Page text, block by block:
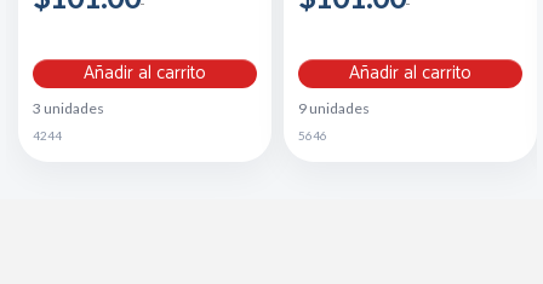
Añadir al carrito
3 unidades
4244
Añadir al carrito
9 unidades
5646